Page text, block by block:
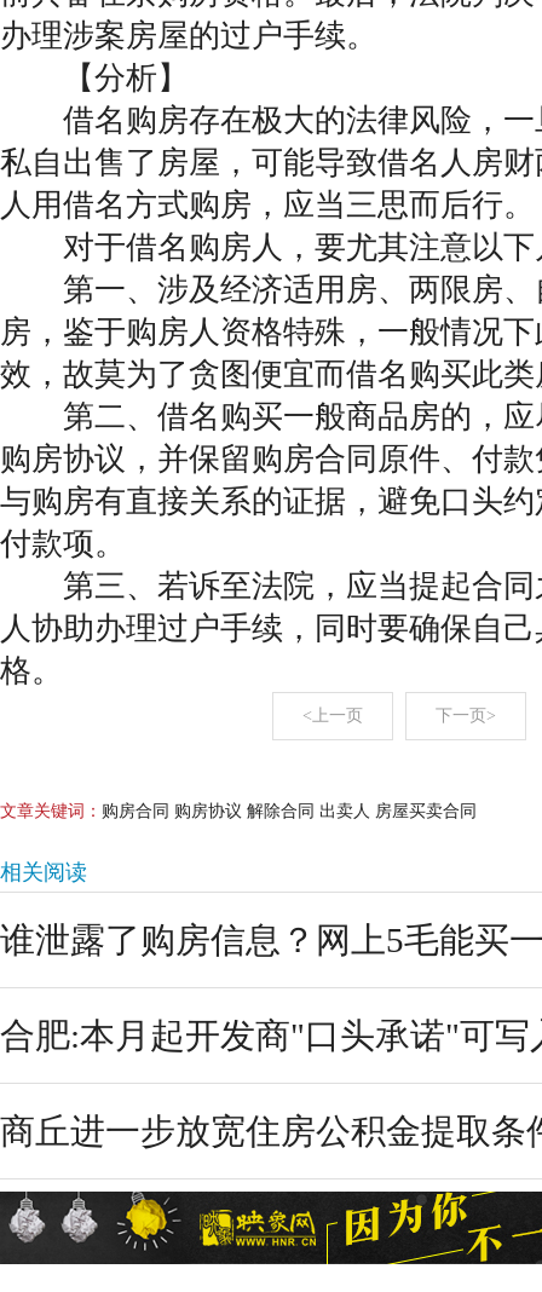
办理涉案房屋的过户手续。
【分析】
借名购房存在极大的法律风险，一
私自出售了房屋，可能导致借名人房
人用借名方式购房，应当三思而后行。
对于借名购房人，要尤其注意以下
第一、涉及经济适用房、两限房、
房，鉴于购房人资格特殊，一般情况
效，故莫为了贪图便宜而借名购买此
第二、借名购买一般商品房的，应
购房协议，并保留购房合同原件、付
与购房有直接关系的证据，避免口头
付款项。
第三、若诉至法院，应当提起合同
人协助办理过户手续，同时要确保自
格。
<上一页 下一页>
文章关键词： 购房合同 购房协议 解除合同 出卖人 房屋买卖合同
相关阅读
谁泄露了购房信息？网上5毛能买
合肥:本月起开发商"口头承诺"可写
商丘进一步放宽住房公积金提取条